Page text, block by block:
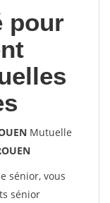
pour
Mutuelle
sénior, vous
sénior